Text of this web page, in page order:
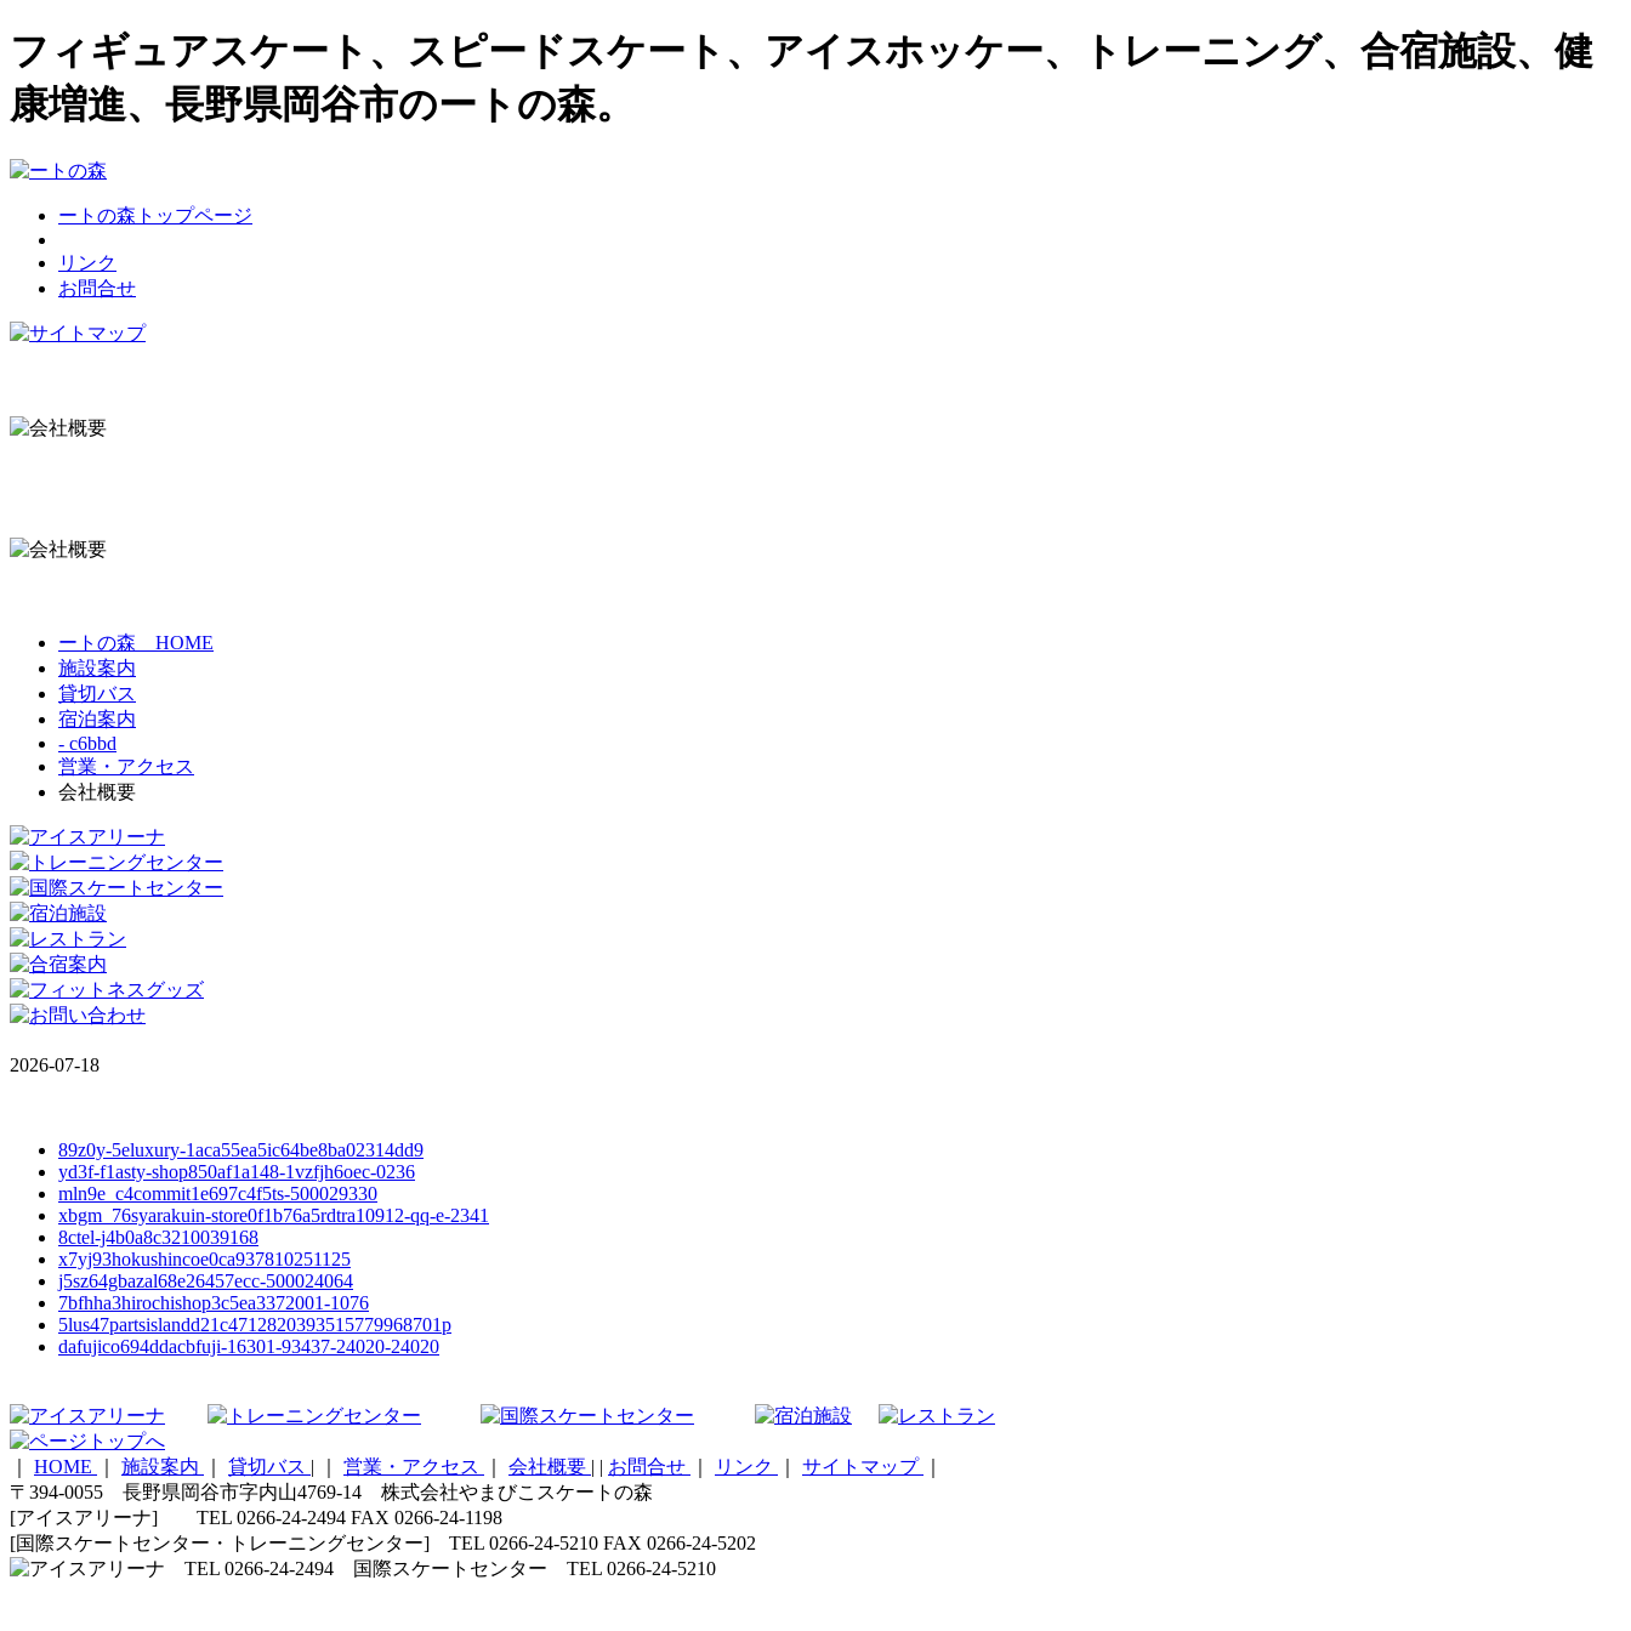
フィギュアスケート、スピードスケート、アイスホッケー、トレーニング、合宿施設、健
康増進、長野県岡谷市のートの森。
ートの森トップページ
リンク
お問合せ
ートの森 HOME
施設案内
貸切バス
宿泊案内
- c6bbd
営業・アクセス
会社概要
2026-07-18
89z0y-5eluxury-1aca55ea5ic64be8ba02314dd9
yd3f-f1asty-shop850af1a148-1vzfjh6oec-0236
mln9e_c4commit1e697c4f5ts-500029330
xbgm_76syarakuin-store0f1b76a5rdtra10912-qq-e-2341
8ctel-j4b0a8c3210039168
x7yj93hokushincoe0ca937810251125
j5sz64gbazal68e26457ecc-500024064
7bfhha3hirochishop3c5ea3372001-1076
5lus47partsislandd21c4712820393515779968701p
dafujico694ddacbfuji-16301-93437-24020-24020
HOME 施設案内 貸切バス | 営業・アクセス 会社概要 | | お問合せ リンク サイトマップ
〒394-0055 長野県岡谷市字内山4769-14 株式会社やまびこスケートの森
[アイスアリーナ] TEL 0266-24-2494 FAX 0266-24-1198
[国際スケートセンター・トレーニングセンター] TEL 0266-24-5210 FAX 0266-24-5202